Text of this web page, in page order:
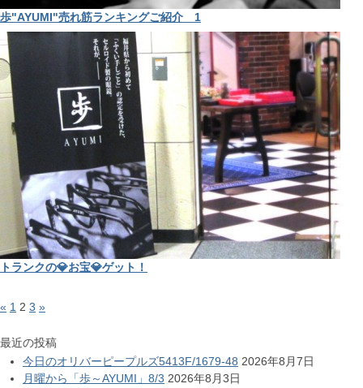
歩"AYUMI"売れ筋ランキングご紹介 1
トランクの💎お宝💎ゲット！
« 1 2 3 »
最近の投稿
今日のオリバーピープルズ5413F/1679-48 2026年8月7日
月曜から「歩～AYUMI」8/3 2026年8月3日